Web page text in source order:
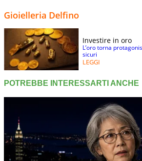
Gioielleria Delfino
Investire in oro
L’oro torna
sicuri
LEGGI